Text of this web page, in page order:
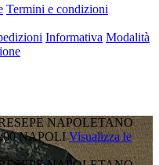
Termini e condizioni
Informativa Modalità
NAPOLETANO
NAPOLI Visualizza le